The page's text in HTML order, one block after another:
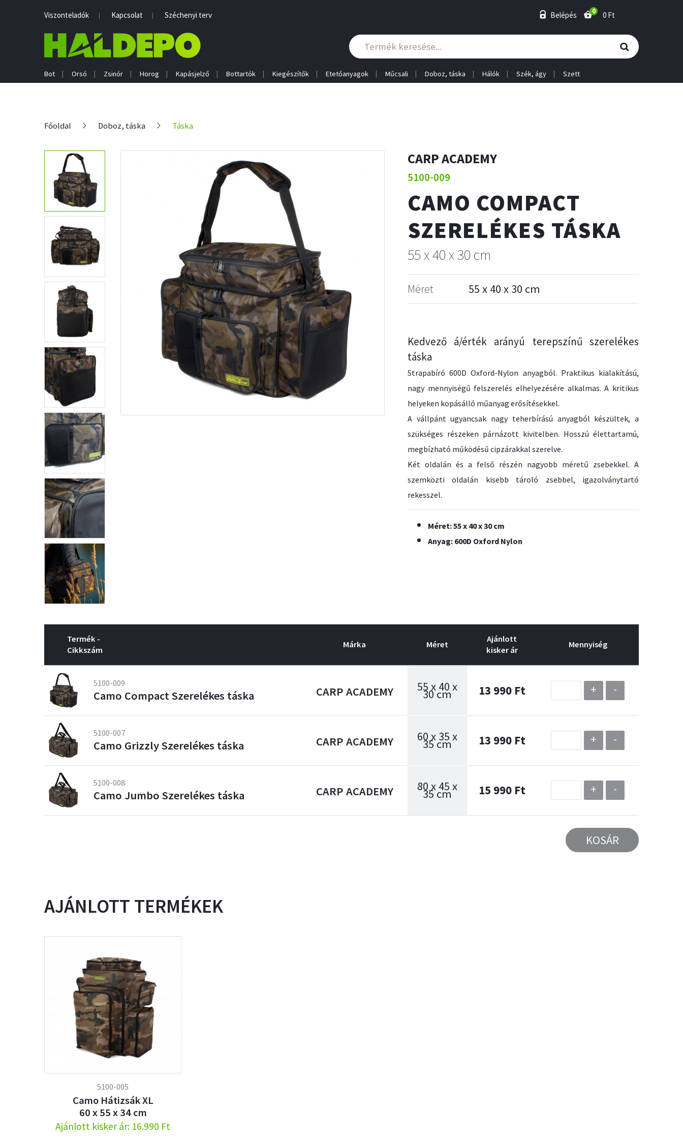
Viszonteladók Kapcsolat Széchenyi terv Belépés 0 0 Ft
Bot Orsó Zsinór Horog Kapásjelző Bottartók Kiegészítők Etetőanyagok Műcsali Doboz, táska Hálók Szék, ágy Szett
Főoldal Doboz, táska Táska
CARP ACADEMY
5100-009
CAMO COMPACT
SZERELÉKES TÁSKA
55 x 40 x 30 cm
Méret 55 x 40 x 30 cm
Kedvező á/érték arányú terepszínű szerelékes
táska
Strapabíró 600D Oxford-Nylon anyagból. Praktikus kialakítású,
nagy mennyiségű felszerelés elhelyezésére alkalmas. A kritikus
helyeken kopásálló műanyag erősítésekkel.
A vállpánt ugyancsak nagy teherbírású anyagból készültek, a
szükséges részeken párnázott kivitelben. Hosszú élettartamú,
megbízható működésű cipzárakkal szerelve.
Két oldalán és a felső részén nagyobb méretű zsebekkel. A
szemközti oldalán kisebb tároló zsebbel, igazolványtartó
rekesszel.
Méret: 55 x 40 x 30 cm
Anyag: 600D Oxford Nylon
Termék -
Cikkszám
Márka Méret
Ajánlott
kisker ár
Mennyiség
5100-009
Camo Compact Szerelékes táska CARP ACADEMY 55 x 40 x
30 cm 13 990 Ft + -
5100-007
Camo Grizzly Szerelékes táska CARP ACADEMY 60 x 35 x
35 cm 13 990 Ft + -
5100-008
Camo Jumbo Szerelékes táska CARP ACADEMY 80 x 45 x
35 cm 15 990 Ft + -
KOSÁR
AJÁNLOTT TERMÉKEK
5100-005
Camo Hátizsák XL
60 x 55 x 34 cm
Ajánlott kisker ár: 16.990 Ft